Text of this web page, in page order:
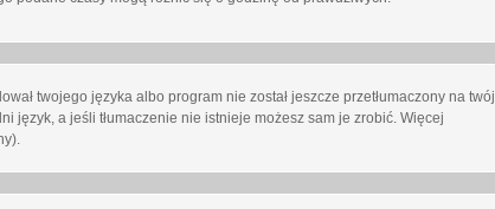
twojego języka albo program nie został jeszcze przetłumaczony na twój
język, a jeśli tłumaczenie nie istnieje możesz sam je zrobić. Więcej